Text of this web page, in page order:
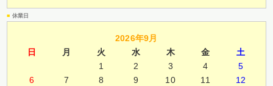
■ 休業日
2026年9月
日
月 火 水 木 金
土
1
2 3 4
5
6
7 8 9 10 11
12